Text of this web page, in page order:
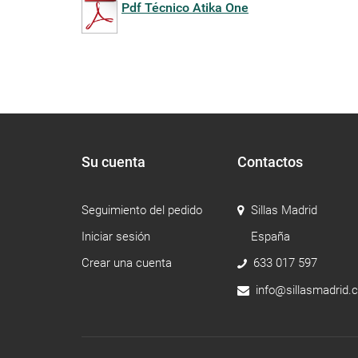
Pdf Técnico Atika One
Su cuenta
Seguimiento del pedido
Iniciar sesión
Crear una cuenta
Contactos
Sillas Madrid
España
633 017 597